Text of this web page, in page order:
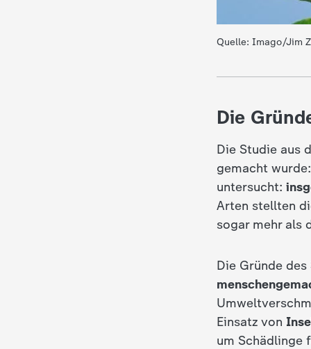
Quelle: Imago/Jim
Die
Die Studie aus
gemacht
untersucht:
Arten stellten
sogar mehr als
Die Gründe
Einsatz von
um Schädlinge